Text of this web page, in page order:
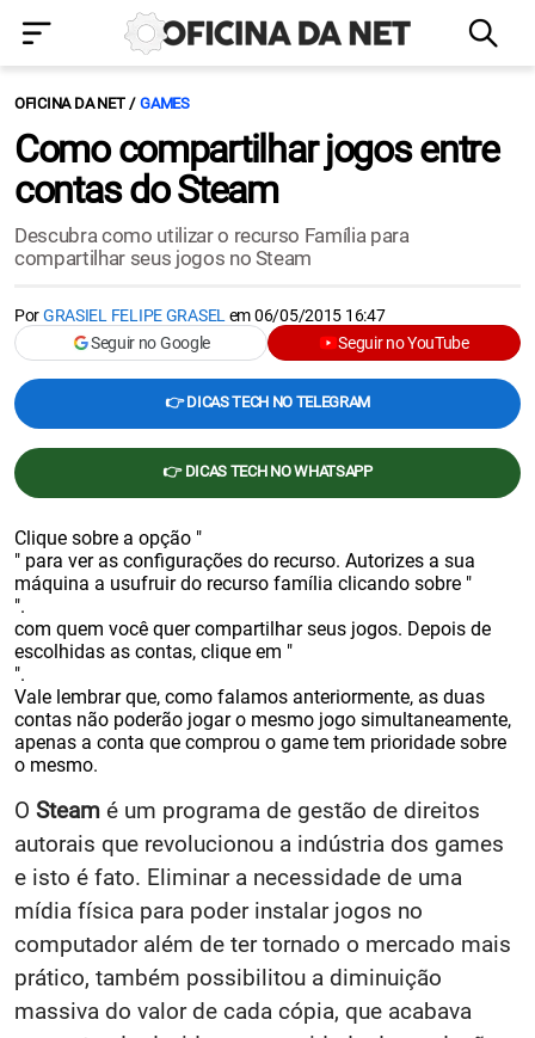
OFICINA DA NET GAMES
Como compartilhar jogos entre
contas do Steam
Descubra como utilizar o recurso Família para
compartilhar seus jogos no Steam
PorGRASIEL FELIPE GRASEL em06/05/2015 16:47
Seguir no Google
Seguir no YouTube
👉 DICAS TECH NO TELEGRAM
👉 DICAS TECH NO WHATSAPP
O Steam é um programa de gestão de direitos
autorais que revolucionou a indústria dos games
e isto é fato. Eliminar a necessidade de uma
mídia física para poder instalar jogos no
computador além de ter tornado o mercado mais
prático, também possibilitou a diminuição
massiva do valor de cada cópia, que acabava
Clique sobre a opção "
" para ver as configurações do recurso. Autorizes a sua
máquina a usufruir do recurso família clicando sobre "
".
com quem você quer compartilhar seus jogos. Depois de
escolhidas as contas, clique em "
".
Vale lembrar que, como falamos anteriormente, as duas
contas não poderão jogar o mesmo jogo simultaneamente,
apenas a conta que comprou o game tem prioridade sobre
o mesmo.